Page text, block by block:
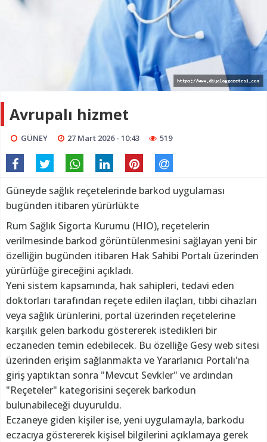
Avrupalı hizmet
GÜNEY 27 Mart 2026 - 10:43 519
Güneyde sağlık reçetelerinde barkod uygulaması
bugünden itibaren yürürlükte
Rum Sağlık Sigorta Kurumu (HIO), reçetelerin
verilmesinde barkod görüntülenmesini sağlayan yeni bir
özelliğin bugünden itibaren Hak Sahibi Portalı üzerinden
yürürlüğe gireceğini açıkladı.
Yeni sistem kapsamında, hak sahipleri, tedavi eden
doktorları tarafından reçete edilen ilaçları, tıbbi cihazları
veya sağlık ürünlerini, portal üzerinden reçetelerine
karşılık gelen barkodu göstererek istedikleri bir
eczaneden temin edebilecek. Bu özelliğe Gesy web sitesi
üzerinden erişim sağlanmakta ve Yararlanıcı Portalı'na
giriş yaptıktan sonra "Mevcut Sevkler" ve ardından
"Reçeteler" kategorisini seçerek barkodun
bulunabileceği duyuruldu.
Eczaneye giden kişiler ise, yeni uygulamayla, barkodu
eczacıya göstererek kişisel bilgilerini açıklamaya gerek